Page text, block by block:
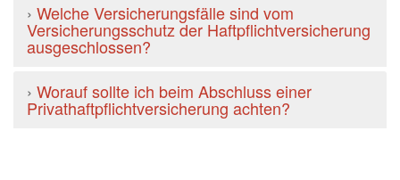
› Welche Versicherungsfälle sind vom
Versicherungsschutz der Haftpflichtversicherung
ausgeschlossen?
› Worauf sollte ich beim Abschluss einer
Privathaftpflichtversicherung achten?